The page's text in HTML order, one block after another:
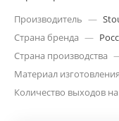
Производитель —
Страна бренда —
Страна производства
Материал изготовления
Количество выходов